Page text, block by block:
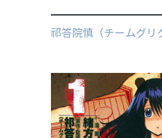
祁答院慎（チームグリ